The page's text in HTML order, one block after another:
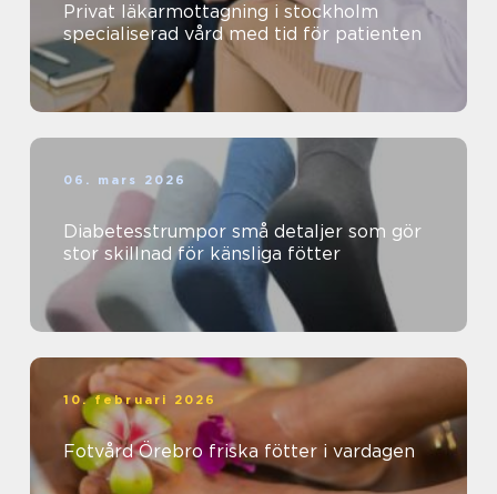
Privat läkarmottagning i stockholm
specialiserad vård med tid för patienten
06. mars 2026
Diabetesstrumpor små detaljer som gör
stor skillnad för känsliga fötter
10. februari 2026
Fotvård Örebro friska fötter i vardagen